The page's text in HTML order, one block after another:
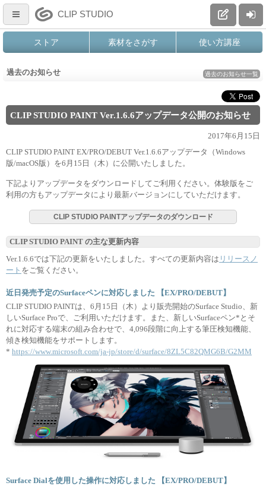
CLIP STUDIO
ストア 素材をさがす 使い方講座
過去のお知らせ 過去のお知らせ一覧
CLIP STUDIO PAINT Ver.1.6.6アップデータ公開のお知らせ
2017年6月15日
CLIP STUDIO PAINT EX/PRO/DEBUT Ver.1.6.6アップデータ（Windows
版/macOS版）を6月15日（木）に公開いたしました。
下記よりアップデータをダウンロードしてご利用ください。体験版をご
利用の方もアップデータにより最新バージョンにしていただけます。
CLIP STUDIO PAINTアップデータのダウンロード
CLIP STUDIO PAINT の主な更新内容
Ver.1.6.6では下記の更新をいたしました。すべての更新内容は リリースノ
ート をご覧ください。
近日発売予定のSurfaceペンに対応しました 【EX/PRO/DEBUT】
CLIP STUDIO PAINTは、6月15日（木）より販売開始のSurface Studio、新
しいSurface Proで、ご利用いただけます。また、新しいSurfaceペン*とそ
れに対応する端末の組み合わせで、4,096段階に向上する筆圧検知機能、
傾き検知機能をサポートします。
* https://www.microsoft.com/ja-jp/store/d/surface/8ZL5C82QMG6B/G2MM
Surface Dialを使用した操作に対応しました 【EX/PRO/DEBUT】